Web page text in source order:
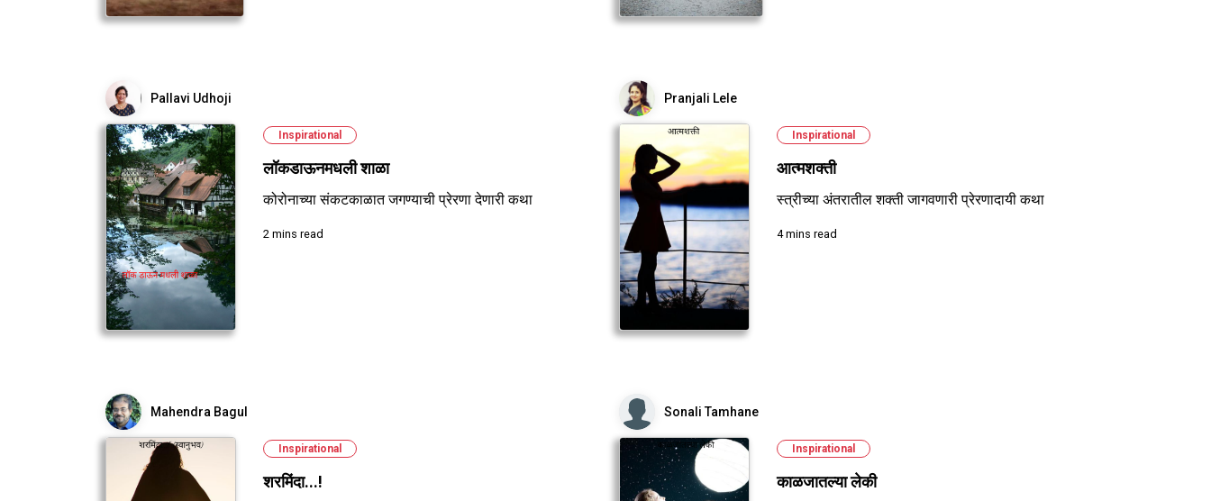
Pallavi Udhoji
Inspirational
लॉकडाऊनमधली शाळा
कोरोनाच्या संकटकाळात जगण्याची प्रेरणा देणारी कथा
2 mins read
Pranjali Lele
Inspirational
आत्मशक्ती
स्त्रीच्या अंतरातील शक्ती जागवणारी प्रेरणादायी कथा
4 mins read
Mahendra Bagul
Inspirational
शरमिंदा...!
Sonali Tamhane
Inspirational
काळजातल्या लेकी